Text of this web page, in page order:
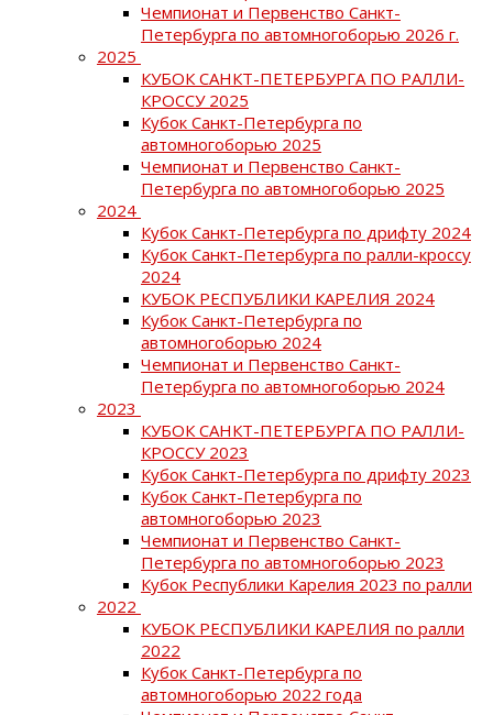
Чемпионат и Первенство Санкт-
Петербурга по автомногоборью 2026 г.
2025
КУБОК САНКТ-ПЕТЕРБУРГА ПО РАЛЛИ-
КРОССУ 2025
Кубок Санкт-Петербурга по
автомногоборью 2025
Чемпионат и Первенство Санкт-
Петербурга по автомногоборью 2025
2024
Кубок Санкт-Петербурга по дрифту 2024
Кубок Санкт-Петербурга по ралли-кроссу
2024
КУБОК РЕСПУБЛИКИ КАРЕЛИЯ 2024
Кубок Санкт-Петербурга по
автомногоборью 2024
Чемпионат и Первенство Санкт-
Петербурга по автомногоборью 2024
2023
КУБОК САНКТ-ПЕТЕРБУРГА ПО РАЛЛИ-
КРОССУ 2023
Кубок Санкт-Петербурга по дрифту 2023
Кубок Санкт-Петербурга по
автомногоборью 2023
Чемпионат и Первенство Санкт-
Петербурга по автомногоборью 2023
Кубок Республики Карелия 2023 по ралли
2022
КУБОК РЕСПУБЛИКИ КАРЕЛИЯ по ралли
2022
Кубок Санкт-Петербурга по
автомногоборью 2022 года